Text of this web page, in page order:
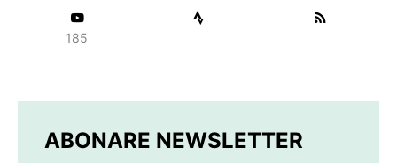
185
ABONARE NEWSLETTER